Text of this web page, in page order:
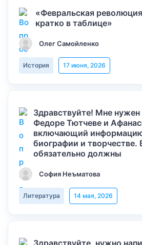
«Февральская
кратко в таблице»
Олег Самойленко
История 17 июня, 2026
Здравствуйте! Мне нужен
Федоре Тютчеве и
включающий
биографии и творчестве.
обязательно должны
София Неъматова
Литература 14 мая, 2026
Здравствуйте, нужно